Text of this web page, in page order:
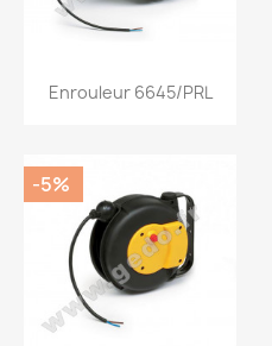
Aperçu rapide
Enrouleur 6645/PRL
-5%